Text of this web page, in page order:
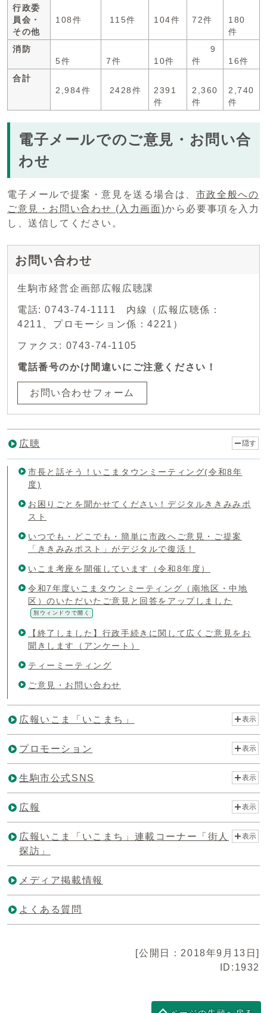
行政委
員会・
その他
108件 115件 104件 72件
180
件
消防
5件
7件 10件
9
件
16件
合計
2,984件
2428件
2391
件
2,360
件
2,740
件
電子メールでのご意見・お問い合
わせ
電子メールで提案・意見を送る場合は、 市政全般への
ご意見・お問い合わせ (入力画面)から必要事項を入力
し、送信してください。
お問い合わせ
生駒市経営企画部広報広聴課
電話: 0743-74-1111 内線（広報広聴係：
4211、プロモーション係：4221）
ファクス: 0743-74-1105
電話番号のかけ間違いにご注意ください！
お問い合わせフォーム
広聴 隠す
市長と話そう！いこまタウンミーティング(令和8年
度)
お困りごとを聞かせてください！デジタルききみみポ
スト
いつでも・どこでも・簡単に市政へご意見・ご提案
「ききみみポスト」がデジタルで復活！
いこま考座を開催しています（令和8年度）
令和7年度いこまタウンミーティング（南地区・中地
区）のいただいたご意見と回答をアップしました
別ウィンドウで開く
【終了しました】行政手続きに関して広くご意見をお
聞きします（アンケート）
ティーミーティング
ご意見・お問い合わせ
広報いこま「いこまち」 表示
プロモーション 表示
生駒市公式SNS 表示
広報 表示
広報いこま「いこまち」連載コーナー「街人
探訪」
表示
メディア掲載情報
よくある質問
[公開日：2018年9月13日]
ID:1932